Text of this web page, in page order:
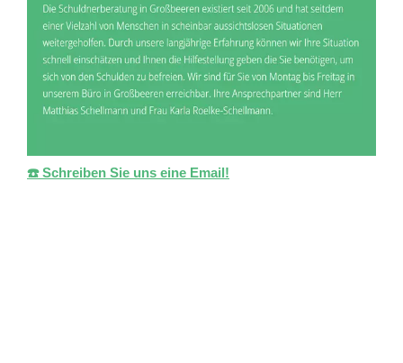
☎️ Schreiben Sie uns eine Email!